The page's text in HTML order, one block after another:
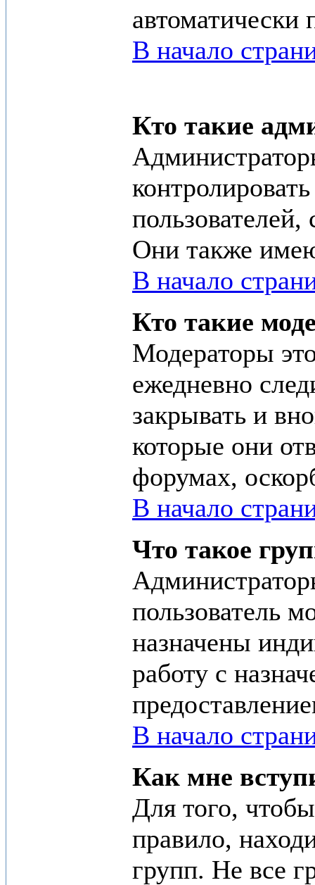
В начало
Кто такие
пользователей,
Они также
В начало
Кто такие
Модераторы
ежедневно
закрывать и
которые они
форумах,
В начало
Что такое
пользователь
назначены
работу с
В начало
Как мне
Для того,
правило,
групп. Не все